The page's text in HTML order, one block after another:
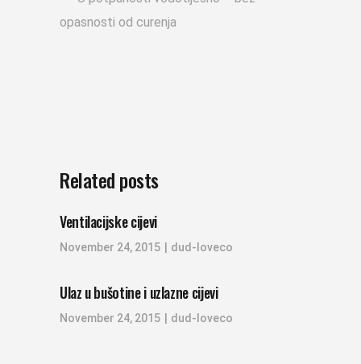
opasnosti od curenja
Related posts
Ventilacijske cijevi
November 24, 2015 dud-loveco
Ulaz u bušotine i uzlazne cijevi
November 24, 2015 dud-loveco